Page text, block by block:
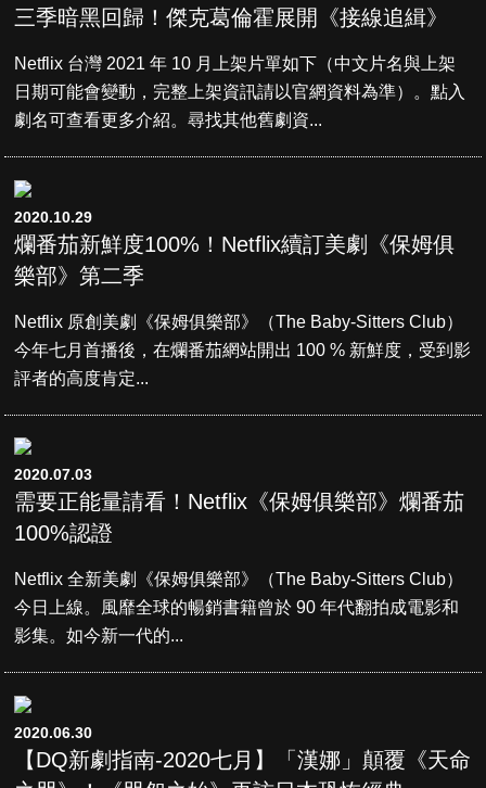
三季暗黑回歸！傑克葛倫霍展開《接線追緝》
Netflix 台灣 2021 年 10 月上架片單如下（中文片名與上架
日期可能會變動，完整上架資訊請以官網資料為準）。點入
劇名可查看更多介紹。尋找其他舊劇資...
2020.10.29
爛番茄新鮮度100%！Netflix續訂美劇《保姆俱
樂部》第二季
Netflix 原創美劇《保姆俱樂部》（The Baby-Sitters Club）
今年七月首播後，在爛番茄網站開出 100 % 新鮮度，受到影
評者的高度肯定...
2020.07.03
需要正能量請看！Netflix《保姆俱樂部》爛番茄
100%認證
Netflix 全新美劇《保姆俱樂部》（The Baby-Sitters Club）
今日上線。風靡全球的暢銷書籍曾於 90 年代翻拍成電影和
影集。如今新一代的...
2020.06.30
【DQ新劇指南-2020七月】「漢娜」顛覆《天命